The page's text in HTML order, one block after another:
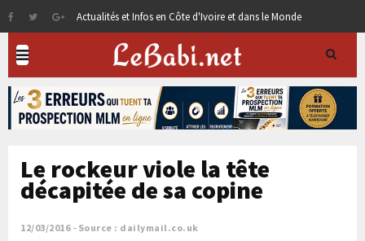
Actualités et Infos en Côte d'Ivoire et dans le Monde
Le rockeur viole la tête
décapitée de sa copine
12/03/2016 Source : dailymail.co.uk